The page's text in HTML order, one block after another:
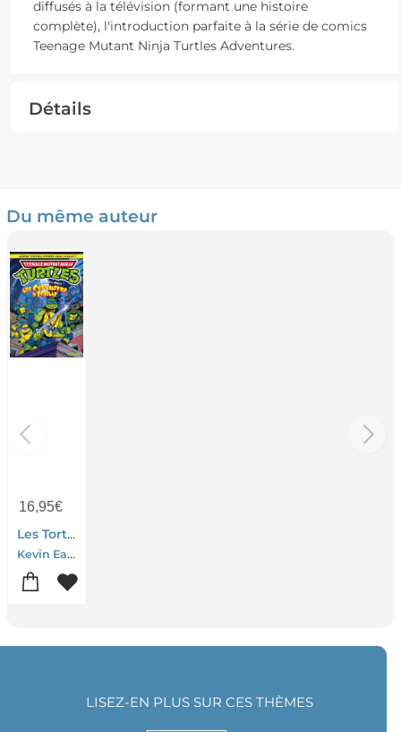
diffusés à la télévision (formant une histoire
complète), l'introduction parfaite à la série de comics
Teenage Mutant Ninja Turtles Adventures.
Détails
Du même auteur
16,95€
Les Tortues Ninja : Les Chevaliers D'ecailles : Comme A La Tele
Kevin Eastman-Peter Laird-Michael Dooney-Mich Dooney
LISEZ-EN PLUS SUR CES THÈMES